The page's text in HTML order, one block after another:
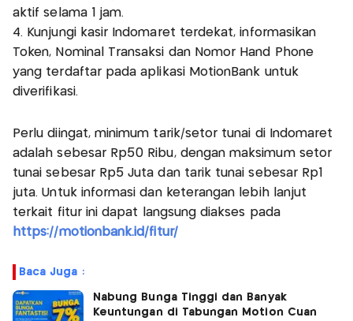
aktif selama 1 jam.
4. Kunjungi kasir Indomaret terdekat, informasikan
Token, Nominal Transaksi dan Nomor Hand Phone
yang terdaftar pada aplikasi MotionBank untuk
diverifikasi.
Perlu diingat, minimum tarik/setor tunai di Indomaret
adalah sebesar Rp50 Ribu, dengan maksimum setor
tunai sebesar Rp5 Juta dan tarik tunai sebesar Rp1
juta. Untuk informasi dan keterangan lebih lanjut
terkait fitur ini dapat langsung diakses pada
https://motionbank.id/fitur/
Baca Juga :
Nabung Bunga Tinggi dan Banyak
Keuntungan di Tabungan Motion Cuan